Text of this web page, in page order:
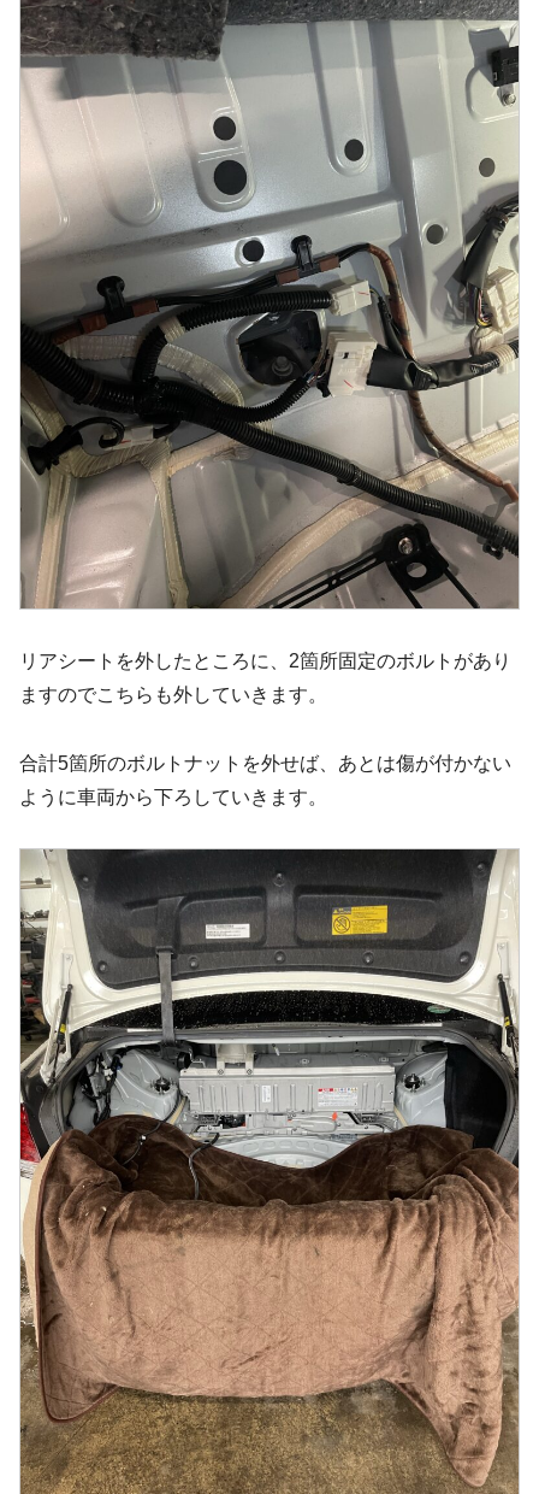
リアシートを外したところに、2箇所固定のボルトがあり
ますのでこちらも外していきます。
合計5箇所のボルトナットを外せば、あとは傷が付かない
ように車両から下ろしていきます。